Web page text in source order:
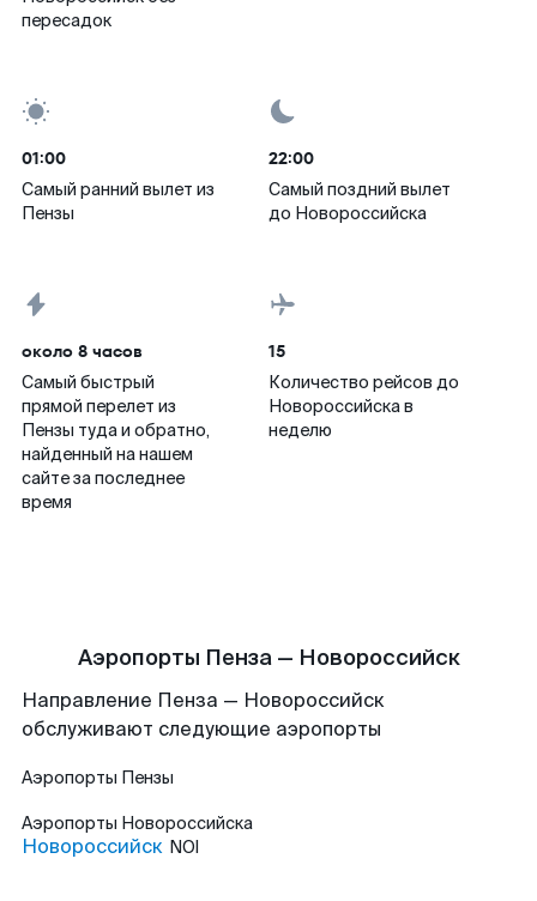
пересадок
01:00
Самый ранний вылет из
Пензы
22:00
Самый поздний вылет
до Новороссийска
около 8 часов
Самый быстрый
прямой перелет из
Пензы туда и обратно,
найденный на нашем
сайте за последнее
время
15
Количество рейсов до
Новороссийска в
неделю
Аэропорты Пенза — Новороссийск
Направление Пенза — Новороссийск
обслуживают следующие аэропорты
Аэропорты Пензы
Аэропорты Новороссийска
Новороссийск NOI